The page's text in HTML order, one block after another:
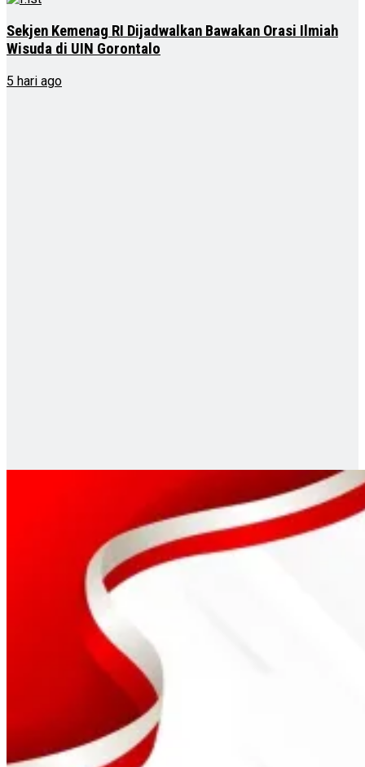
Sekjen Kemenag RI Dijadwalkan Bawakan Orasi Ilmiah
Wisuda di UIN Gorontalo
5 hari ago